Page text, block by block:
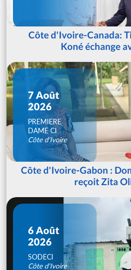
Côte d'Ivoire-Canada:
Koné échange
7 Août
2026
PREMIERE
DAME CI
Côte d'Ivoire
Côte d'Ivoire-Gabon :
reçoit Zita
6 Août
2026
SODECI
Côte d'Ivoire